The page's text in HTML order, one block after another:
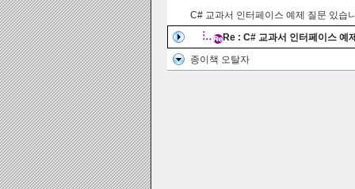
C# 교과서 인터페이스 예제 질문 있습
Re : C# 교과서 인터페이스 예
종이책 오탈자